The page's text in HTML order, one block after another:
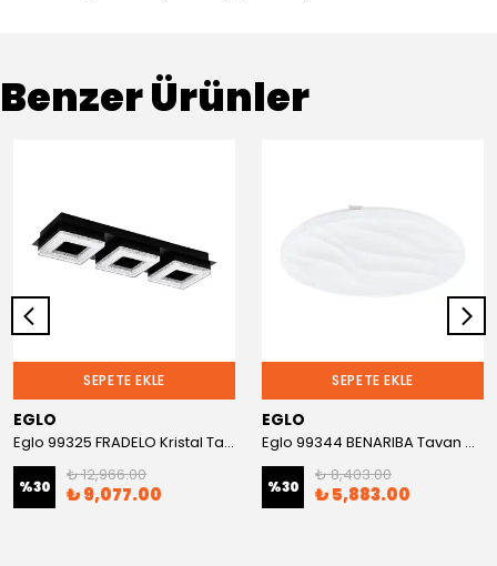
Benzer Ürünler
SEPETE EKLE
EGLO
Eglo 99325 FRADELO Kristal Tavan Armatürü
%30
₺ 12,966.00
₺ 9,077.00
SEPETE EKLE
EGLO
Eglo 99344 BENARIBA Tavan Armatürü
%30
₺ 8,403.00
₺ 5,883.00